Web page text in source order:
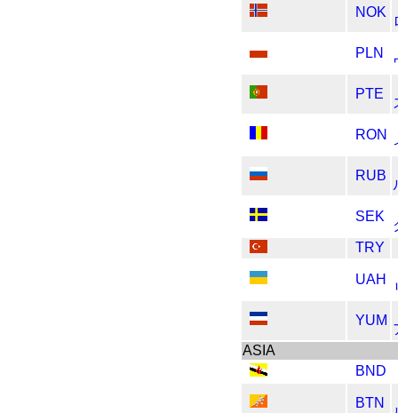
NOK
PLN
PTE
RON
RUB
SEK
TRY
UAH
YUM
ASIA
BND
BTN